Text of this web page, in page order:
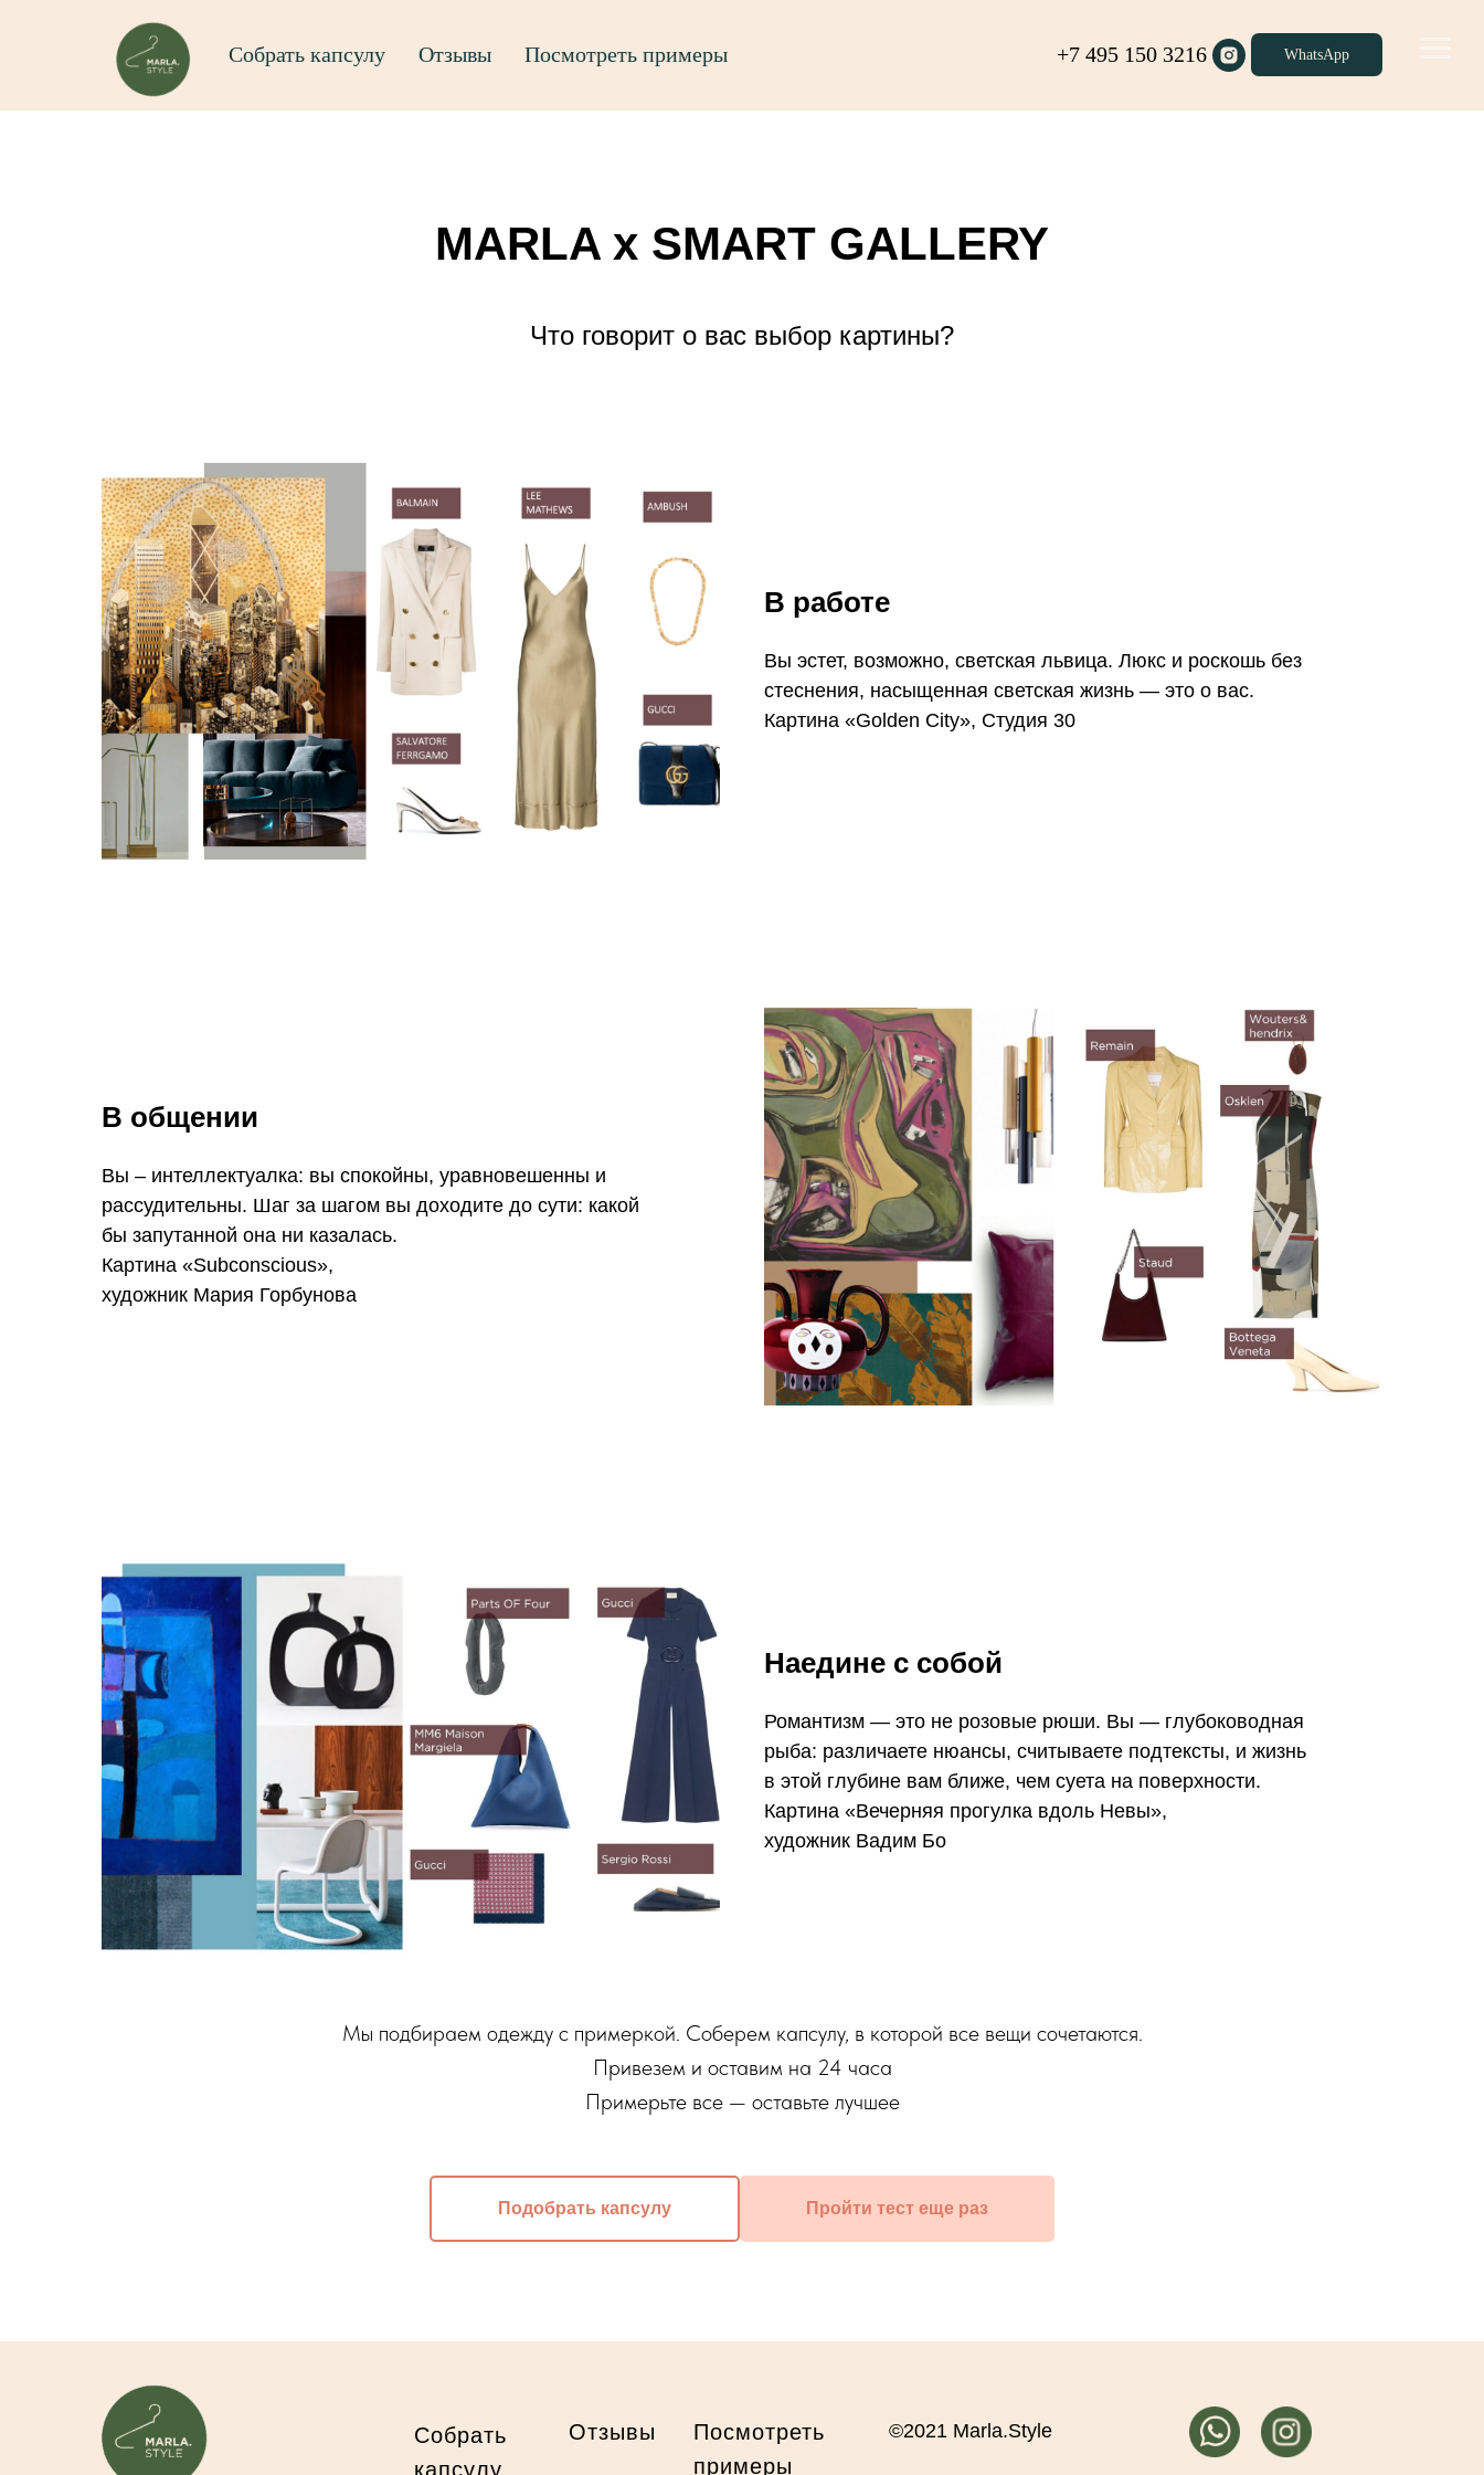
Собрать капсулу Отзывы Посмотреть примеры +7 495 150 3216 WhatsApp
MARLA x SMART GALLERY
Что говорит о вас выбор картины?
В работе
Вы эстет, возможно, светская львица. Люкс и роскошь без
стеснения, насыщенная светская жизнь — это о вас.
Картина «Golden City», Студия 30
В общении
Вы – интеллектуалка: вы спокойны, уравновешенны и
рассудительны. Шаг за шагом вы доходите до сути: какой
бы запутанной она ни казалась.
Картина «Subconscious»,
художник Мария Горбунова
Наедине с собой
Романтизм — это не розовые рюши. Вы — глубоководная
рыба: различаете нюансы, считываете подтексты, и жизнь
в этой глубине вам ближе, чем суета на поверхности.
Картина «Вечерняя прогулка вдоль Невы»,
художник Вадим Бо
Мы подбираем одежду c примеркой. Соберем капсулу, в которой все вещи сочетаются.
Привезем и оставим на 24 часа
Примерьте все — оставьте лучшее
Подобрать капсулу Пройти тест еще раз
Собрать
капсулу
Отзывы
Посмотреть
примеры
©2021 Marla.Style